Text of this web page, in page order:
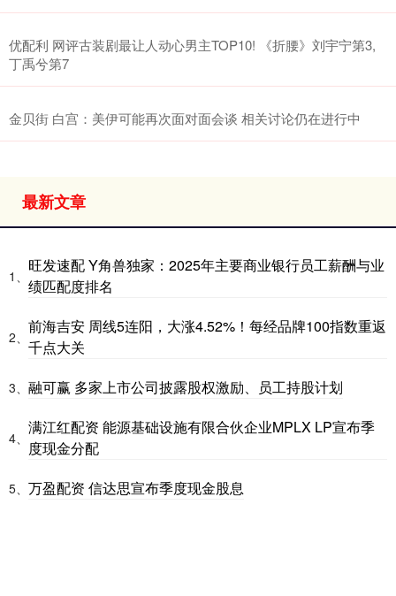
优配利 网评古装剧最让人动心男主TOP10! 《折腰》刘宇宁第3,
丁禹兮第7
金贝街 白宫：美伊可能再次面对面会谈 相关讨论仍在进行中
最新文章
1、
旺发速配 Y角兽独家：2025年主要商业银行员工薪酬与业
绩匹配度排名
2、
前海吉安 周线5连阳，大涨4.52%！每经品牌100指数重返
千点大关
3、 融可赢 多家上市公司披露股权激励、员工持股计划
4、
满江红配资 能源基础设施有限合伙企业MPLX LP宣布季
度现金分配
5、 万盈配资 信达思宣布季度现金股息